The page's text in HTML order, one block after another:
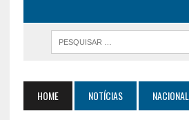
HOME NOTÍCIAS NACIONAL